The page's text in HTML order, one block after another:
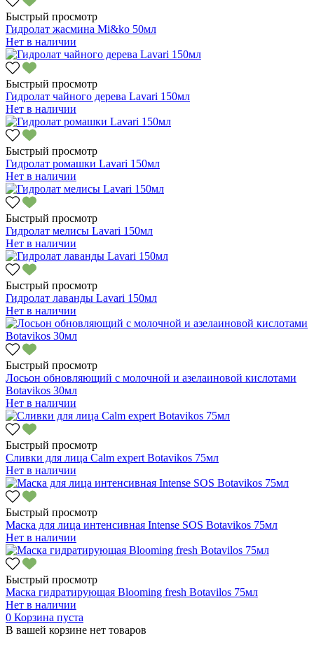
Быстрый просмотр
Гидролат жасмина Mi&ko 50мл
Нет в наличии
Быстрый просмотр
Гидролат чайного дерева Lavari 150мл
Нет в наличии
Быстрый просмотр
Гидролат ромашки Lavari 150мл
Нет в наличии
Быстрый просмотр
Гидролат мелисы Lavari 150мл
Нет в наличии
Быстрый просмотр
Гидролат лаванды Lavari 150мл
Нет в наличии
Быстрый просмотр
Лосьон обновляющий с молочной и азелаиновой кислотами
Botavikos 30мл
Нет в наличии
Быстрый просмотр
Сливки для лица Calm expert Botavikos 75мл
Нет в наличии
Быстрый просмотр
Маска для лица интенсивная Intense SOS Botavikos 75мл
Нет в наличии
Быстрый просмотр
Маска гидратирующая Blooming fresh Botavilos 75мл
Нет в наличии
0 Корзина пуста
В вашей корзине нет товаров